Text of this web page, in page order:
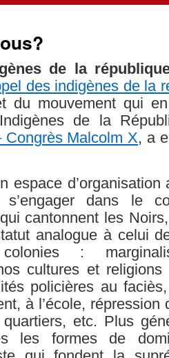
de la
des indigènes de la
du mouvement qui
de la
Malcolm X, a
espace d’organisation
dans le
cantonnent les
analogue à celui
:
cultures et religions
policières au
à l’école, répression
etc. Plus
les formes de